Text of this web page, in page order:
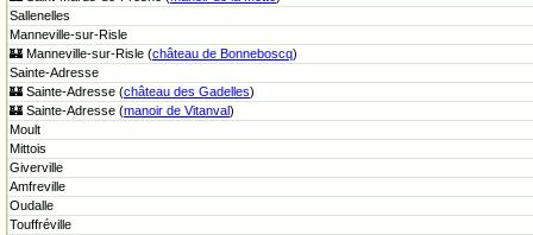
Sallenelles
Manneville-sur-Risle
🏰 Manneville-sur-Risle (château de Bonneboscq)
Sainte-Adresse
🏰 Sainte-Adresse (château des Gadelles)
🏰 Sainte-Adresse (manoir de Vitanval)
Moult
Mittois
Giverville
Amfreville
Oudalle
Touffréville